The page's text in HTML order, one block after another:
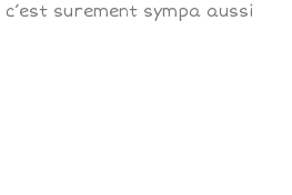
c’est surement sympa aussi